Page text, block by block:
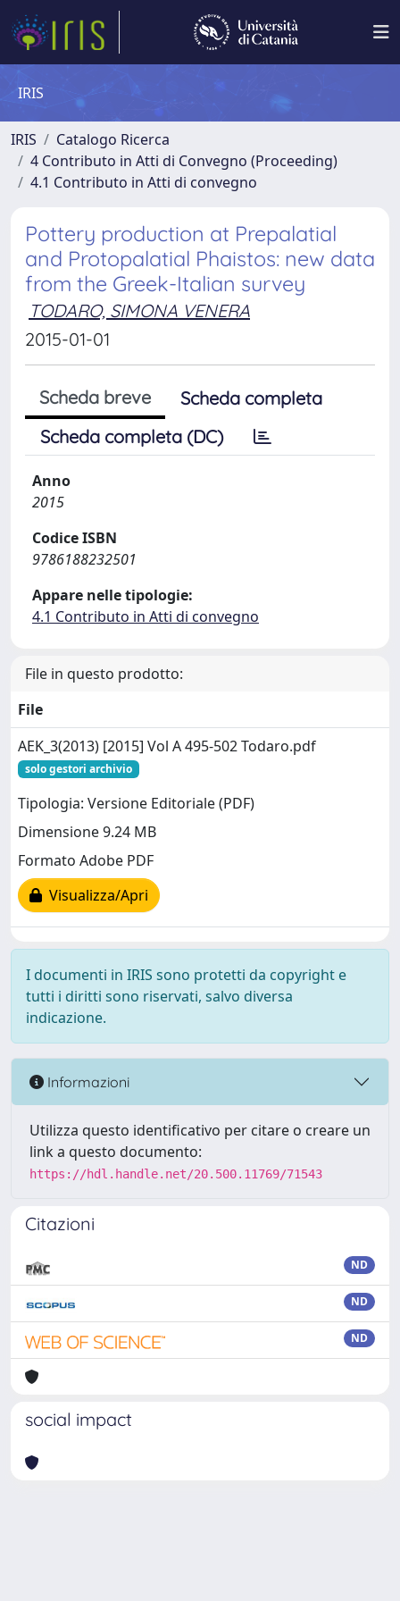
IRIS
IRIS
Catalogo Ricerca
4 Contributo in Atti di Convegno (Proceeding)
4.1 Contributo in Atti di convegno
Pottery production at Prepalatial
and Protopalatial Phaistos: new data
from the Greek-Italian survey
TODARO, SIMONA VENERA
2015-01-01
Scheda breve
Scheda completa
Scheda completa (DC)
Anno
2015
Codice ISBN
9786188232501
Appare nelle tipologie:
4.1 Contributo in Atti di convegno
File in questo prodotto:
File
AEK_3(2013) [2015] Vol A 495-502 Todaro.pdf
solo gestori archivio
Tipologia: Versione Editoriale (PDF)
Dimensione 9.24 MB
Formato Adobe PDF
Visualizza/Apri
I documenti in IRIS sono protetti da copyright e
tutti i diritti sono riservati, salvo diversa
indicazione.
Informazioni
Utilizza questo identificativo per citare o creare un
link a questo documento:
https://hdl.handle.net/20.500.11769/71543
Citazioni
ND
ND
ND
social impact